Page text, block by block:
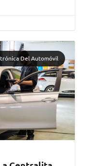
Del Automóvil